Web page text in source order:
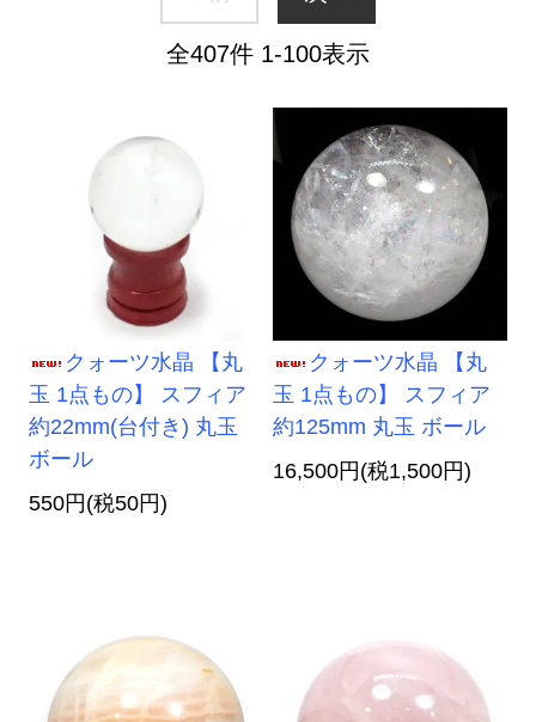
全407件 1-100表示
クォーツ水晶 【丸
玉 1点もの】 スフィア
約22mm(台付き) 丸玉
ボール
550円(税50円)
クォーツ水晶 【丸
玉 1点もの】 スフィア
約125mm 丸玉 ボール
16,500円(税1,500円)